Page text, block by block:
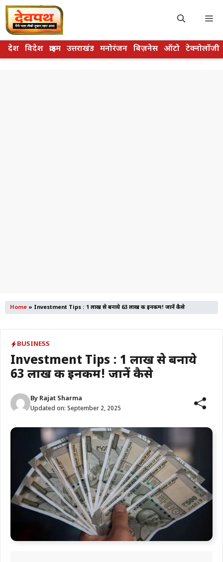
Skip
to
content
देश विदेश क्राइम उत्तराखंड मनोरंजन बिज़नेस ऑटो टेक्नोलॉजी
Home » Investment Tips : 1 लाख से बनाये 63 लाख की इनकम! जानें कैसे
BUSINESS
Investment Tips : 1 लाख से बनाये
63 लाख की इनकम! जानें कैसे
By Rajat Sharma
Updated on: September 2, 2025